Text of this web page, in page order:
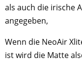
als auch die irische
angegeben,
Wenn die NeoAir
ist wird die Matte